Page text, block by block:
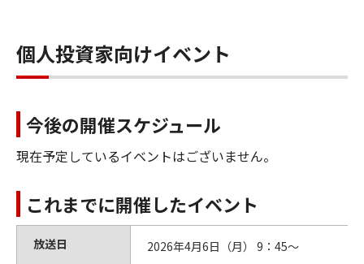
個人投資家向けイベント
今後の開催スケジュール
現在予定しているイベントはございません。
これまでに開催したイベント
放送日 2026年4月6日（月） 9：45～